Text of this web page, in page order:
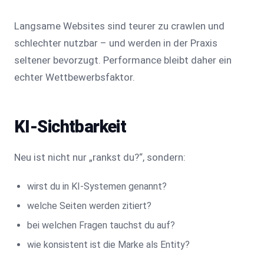
Langsame Websites sind teurer zu crawlen und
schlechter nutzbar – und werden in der Praxis
seltener bevorzugt. Performance bleibt daher ein
echter Wettbewerbsfaktor.
KI-Sichtbarkeit
Neu ist nicht nur „rankst du?“, sondern:
wirst du in KI-Systemen genannt?
welche Seiten werden zitiert?
bei welchen Fragen tauchst du auf?
wie konsistent ist die Marke als Entity?